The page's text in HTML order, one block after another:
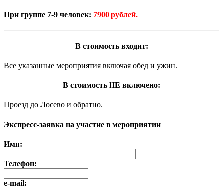
При группе 7-9 человек: 7900 рублей.
В стоимость входит:
Все указанные мероприятия включая обед и ужин.
В стоимость НЕ включено:
Проезд до Лосево и обратно.
Экспресс-заявка на участие в мероприятии
Имя:
Телефон:
e-mail: